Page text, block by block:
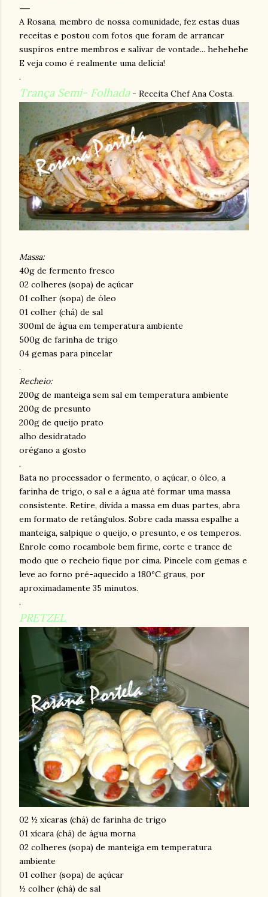
A Rosana, membro de nossa comunidade, fez estas duas
receitas e postou com fotos que foram de arrancar
suspiros entre membros e salivar de vontade... hehehehe
E veja como é realmente uma delícia!
.
Trança Semi- Folhada- Receita Chef Ana Costa.
Massa:
40g de fermento fresco
02 colheres (sopa) de açúcar
01 colher (sopa) de óleo
01 colher (chá) de sal
300ml de água em temperatura ambiente
500g de farinha de trigo
04 gemas para pincelar
.
Recheio:
200g de manteiga sem sal em temperatura ambiente
200g de presunto
200g de queijo prato
alho desidratado
orégano a gosto
.
Bata no processador o fermento, o açúcar, o óleo, a
farinha de trigo, o sal e a água até formar uma massa
consistente. Retire, divida a massa em duas partes, abra
em formato de retângulos. Sobre cada massa espalhe a
manteiga, salpique o queijo, o presunto, e os temperos.
Enrole como rocambole bem firme, corte e trance de
modo que o recheio fique por cima. Pincele com gemas e
leve ao forno pré-aquecido a 180ºC graus, por
aproximadamente 35 minutos.
.
PRETZEL
02 ½ xícaras (chá) de farinha de trigo
01 xícara (chá) de água morna
02 colheres (sopa) de manteiga em temperatura
ambiente
01 colher (sopa) de açúcar
½ colher (chá) de sal